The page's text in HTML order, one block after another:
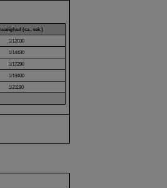
(ca., sek.)
1/12030
1/14430
1/17290
1/19400
1/21190